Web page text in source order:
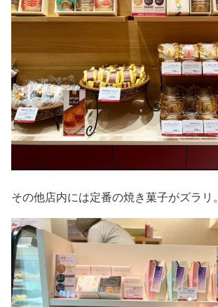
その他店内には定番の焼き菓子がズラリ。